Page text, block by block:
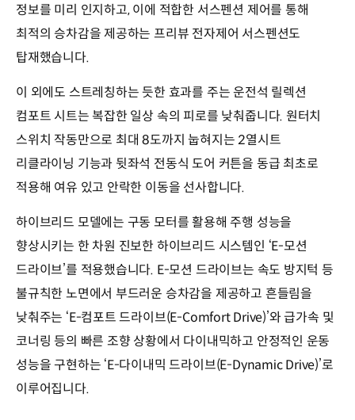
정보를 미리 인지하고, 이에 적합한 서스펜션 제어를 통해
최적의 승차감을 제공하는 프리뷰 전자제어 서스펜션도
탑재했습니다.
이 외에도 스트레칭하는 듯한 효과를 주는 운전석 릴렉션
컴포트 시트는 복잡한 일상 속의 피로를 낮춰줍니다. 원터치
스위치 작동만으로 최대 8도까지 눕혀지는 2열시트
리클라이닝 기능과 뒷좌석 전동식 도어 커튼을 동급 최초로
적용해 여유 있고 안락한 이동을 선사합니다.
하이브리드 모델에는 구동 모터를 활용해 주행 성능을
향상시키는 한 차원 진보한 하이브리드 시스템인 ‘E-모션
드라이브’를 적용했습니다. E-모션 드라이브는 속도 방지턱 등
불규칙한 노면에서 부드러운 승차감을 제공하고 흔들림을
낮춰주는 ‘E-컴포트 드라이브(E-Comfort Drive)’와 급가속 및
코너링 등의 빠른 조향 상황에서 다이내믹하고 안정적인 운동
성능을 구현하는 ‘E-다이내믹 드라이브(E-Dynamic Drive)’로
이루어집니다.